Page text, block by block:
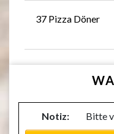
37 Pizza Döner
Notiz: Bitte